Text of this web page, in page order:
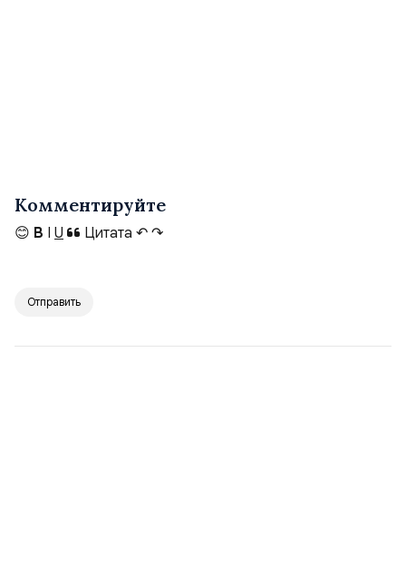
Комментируйте
😊 B I U Цитата ↶ ↷
Отправить